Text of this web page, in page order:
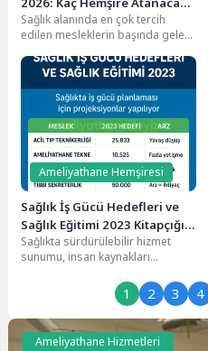
Puanlar Düşer mi?
Sağlık alanında en çok tercih
edilen mesleklerin başında gelen
KPSS...
Ameliyathane Hemşiresi
Sağlık İş Gücü Hedefleri ve
Sağlık Eğitimi 2023 Kitapçığı
İnceleme
Sağlıkta sürdürülebilir hizmet
sunumu, insan kaynakları
Sağlık Bakanlığı, 2007’den bu
1 2 3 4
Ameliyathane Hizmetleri